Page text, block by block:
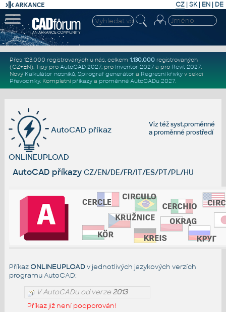
CZ | SK| EN | DE
Přes 123.000 registrovaných u nás, celkem 1.130.000registrovaných
(CZ+EN). Tipy pro AutoCAD 2027, pro Inventor 2027a pro Revit 2027.
Nový Kalkulátor nosníků, Spirograf generátor a Regresní křivkyv sekci
Převodníky. Kompletní příkazya proměnné AutoCADu 2027.
Viz téžsyst.proměnné
aproměnné prostředí
AutoCAD příkaz
ONLINEUPLOAD
AutoCAD příkazy CZ/EN/DE/FR/IT/ES/PT/PL/HU
Příkaz ONLINEUPLOADv jednotlivých jazykových verzích
programu AutoCAD:
V AutoCADu od verze2013
Příkaz již není podporován!